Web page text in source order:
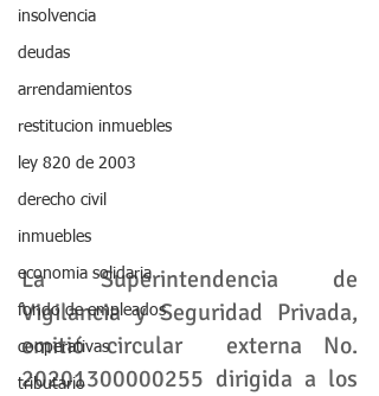
insolvencia
deudas
arrendamientos
restitucion inmuebles
ley 820 de 2003
derecho civil
inmuebles
economia solidaria
fondo de empleados
cooperativas
tributario
La Superintendencia de
Vigilancia y Seguridad Privada,
emitió circular  externa No.
20201300000255 dirigida a los